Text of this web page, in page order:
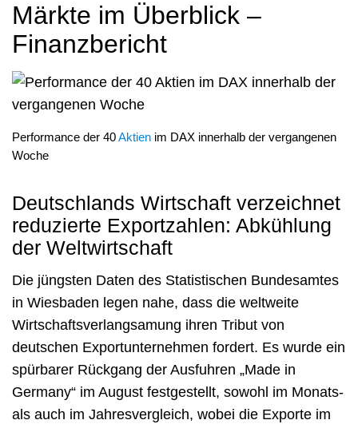
Märkte im Überblick –
Finanzbericht
Performance der 40Aktien im DAX innerhalb der vergangenen
Woche
Deutschlands Wirtschaft verzeichnet
reduzierte Exportzahlen: Abkühlung
der Weltwirtschaft
Die jüngsten Daten des Statistischen Bundesamtes
in Wiesbaden legen nahe, dass die weltweite
Wirtschaftsverlangsamung ihren Tribut von
deutschen Exportunternehmen fordert. Es wurde ein
spürbarer Rückgang der Ausfuhren „Made in
Germany“ im August festgestellt, sowohl im Monats-
als auch im Jahresvergleich, wobei die Exporte im